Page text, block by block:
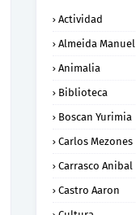
Actividad
Almeida Manuel
Animalia
Biblioteca
Boscan Yurimia
Carlos Mezones
Carrasco Anibal
Castro Aaron